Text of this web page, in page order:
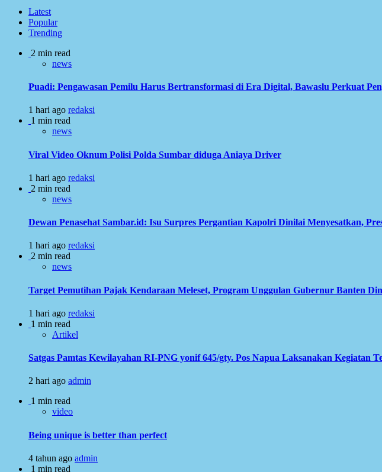
Latest
Popular
Trending
2 min read
news
Puadi: Pengawasan Pemilu Harus Bertransformasi di Era Digital, Bawaslu Perkuat
1 hari ago redaksi
1 min read
news
Viral Video Oknum Polisi Polda Sumbar diduga Aniaya Driver
1 hari ago redaksi
2 min read
news
Dewan Penasehat Sambar.id: Isu Surpres Pergantian Kapolri Dinilai Menyesatkan,
1 hari ago redaksi
2 min read
news
Target Pemutihan Pajak Kendaraan Meleset, Program Unggulan Gubernur Banten
1 hari ago redaksi
1 min read
Artikel
Satgas Pamtas Kewilayahan RI-PNG yonif 645/gty. Pos Napua Laksanakan Kegiatan
2 hari ago admin
1 min read
video
Being unique is better than perfect
4 tahun ago admin
1 min read